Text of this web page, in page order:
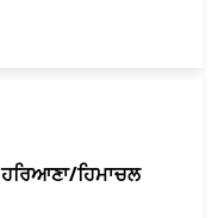
ਹਰਿਆਣਾ/ਹਿਮਾਚਲ